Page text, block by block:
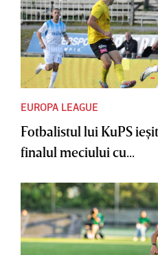
EUROPA LEAGUE
Fotbalistul lui KuPS
finalul meciului cu...